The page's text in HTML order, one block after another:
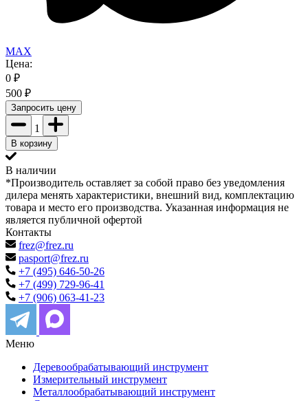
MAX
Цена:
0 ₽
500 ₽
Запросить цену
1
В корзину
В наличии
*Производитель оставляет за собой право без уведомления
дилера менять характеристики, внешний вид, комплектацию
товара и место его производства. Указанная информация не
является публичной офертой
Контакты
frez@frez.ru
pasport@frez.ru
+7 (495) 646-50-26
+7 (499) 729-96-41
+7 (906) 063-41-23
Меню
Деревообрабатывающий инструмент
Измерительный инструмент
Металлообрабатывающий инструмент